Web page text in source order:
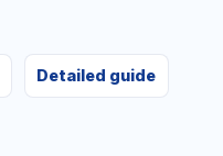
Detailed guide